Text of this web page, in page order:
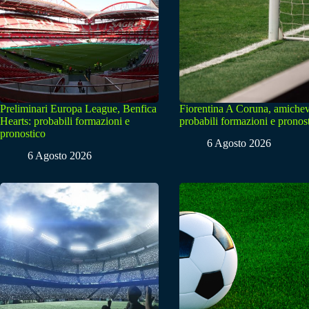
Preliminari Europa League, Benfica
Hearts: probabili formazioni e
pronostico
6 Agosto 2026
Fiorentina A Coruna,
probabili formazioni e
6 Agosto 2026